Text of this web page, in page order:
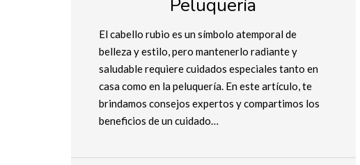
Peluquería
El cabello rubio es un símbolo atemporal de
belleza y estilo, pero mantenerlo radiante y
saludable requiere cuidados especiales tanto en
casa como en la peluquería. En este artículo, te
brindamos consejos expertos y compartimos los
beneficios de un cuidado…